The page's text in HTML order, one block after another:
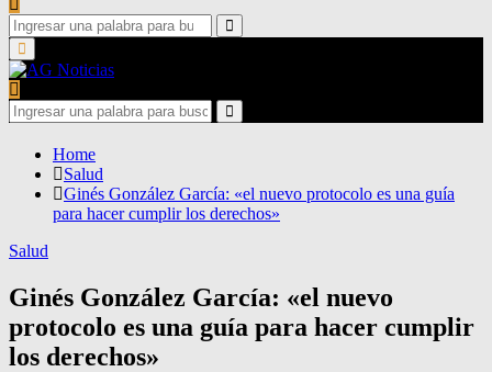
Search
for:
Search
Primary
Menu
Search
for:
Search
Home
Salud
Ginés González García: «el nuevo protocolo es una guía
para hacer cumplir los derechos»
Salud
Ginés González García: «el nuevo
protocolo es una guía para hacer cumplir
los derechos»